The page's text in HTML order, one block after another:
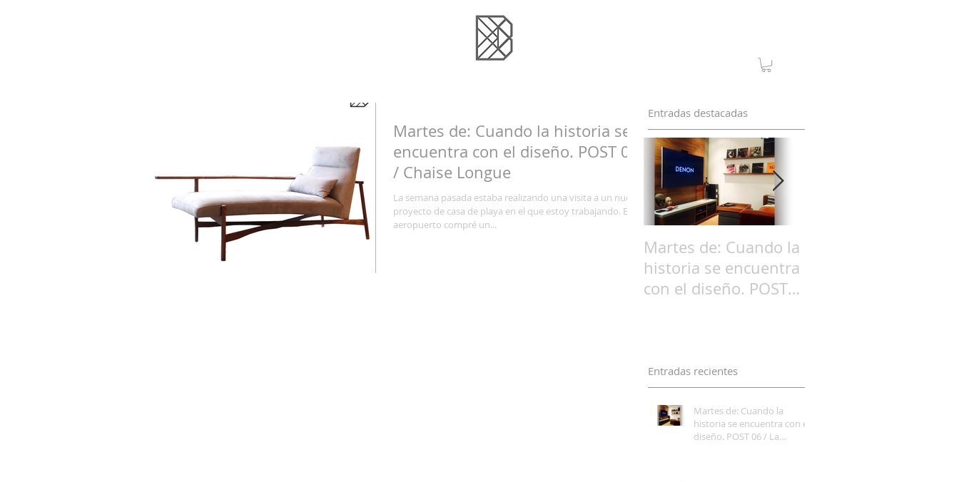
Martes de: Cuando la historia se
encuentra con el diseño. POST 05
/ Chaise Longue
La semana pasada estaba realizando una visita a un nuevo
proyecto de casa de playa en el que estoy trabajando. En el
aeropuerto compré un...
Entradas destacadas
Martes de: Cuando la
historia se encuentra
con el diseño. POST
Entradas recientes
Martes de: Cuando la
historia se encuentra con el
diseño. POST 06 / La